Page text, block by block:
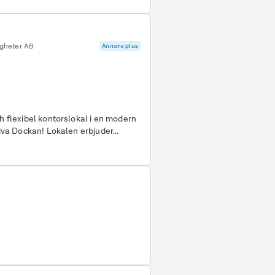
AB Annons plus
flexibel kontorslokal i en modern
Dockan! Lokalen erbjuder...